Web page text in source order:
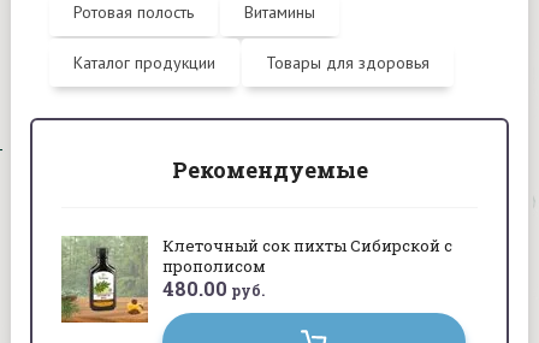
Ротовая полость Витамины
Каталог продукции Товары для здоровья
Рекомендуемые
Клеточный сок пихты Сибирской с
прополисом
480.00 руб.